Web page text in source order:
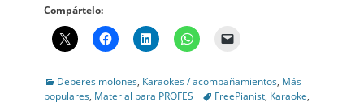
Compártelo:
Categories
Deberes molones, Karaokes / acompañamientos, Más
populares, Material para PROFES TagsFreePianist, Karaoke,